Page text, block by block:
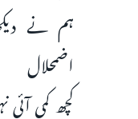
ہم نے
کچھ کمی